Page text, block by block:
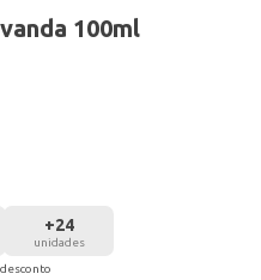
100ml
+24
unidades